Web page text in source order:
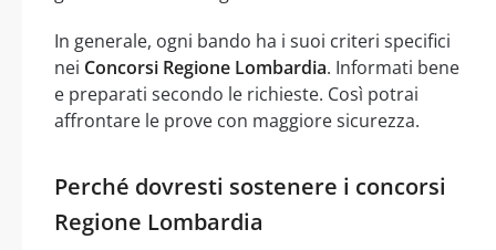
In generale, ogni bando ha i suoi criteri specifici
nei Concorsi Regione Lombardia. Informati bene
e preparati secondo le richieste. Così potrai
affrontare le prove con maggiore sicurezza.
Perché dovresti sostenere i concorsi
Regione Lombardia